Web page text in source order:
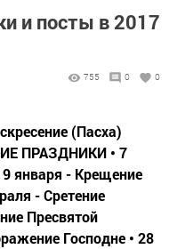
и посты в 2017
755 0 0
(Пасха)
ПРАЗДНИКИ • 7
января - Крещение
- Сретение
Пресвятой
Господне • 28